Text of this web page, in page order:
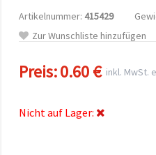
Marketing.
ablehnen
Einstellungen
Artikelnummer: 415429
Zur Wunschliste hinzufügen
Preis:0.60 €inkl. MwSt.
Nicht auf Lager: